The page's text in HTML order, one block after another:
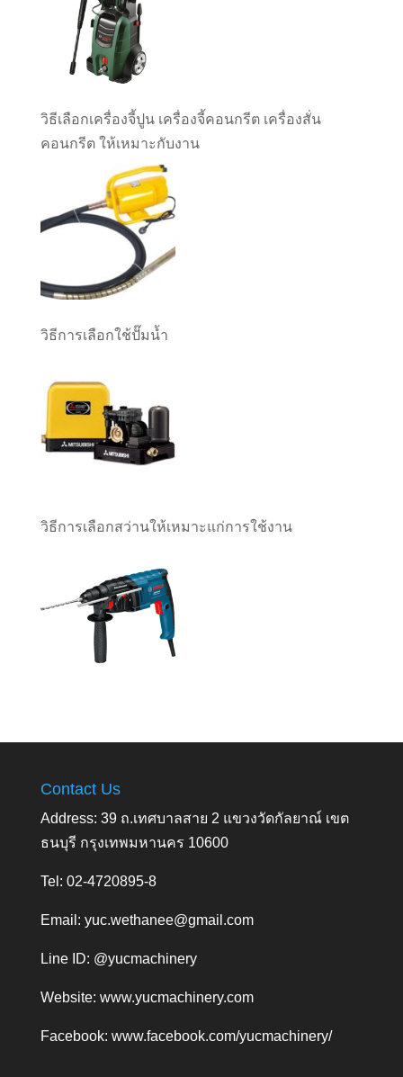
วิธีเลือกเครื่องจี้ปูน เครื่องจี้คอนกรีต เครื่องสั่น
คอนกรีต ให้เหมาะกับงาน
วิธีการเลือกใช้ปั๊มน้ำ
วิธีการเลือกสว่านให้เหมาะแก่การใช้งาน
Contact Us
Address: 39 ถ.เทศบาลสาย 2 แขวงวัดกัลยาณ์ เขต
ธนบุรี กรุงเทพมหานคร 10600
Tel: 02-4720895-8
Email: yuc.wethanee@gmail.com
Line ID: @yucmachinery
Website: www.yucmachinery.com
Facebook: www.facebook.com/yucmachinery/